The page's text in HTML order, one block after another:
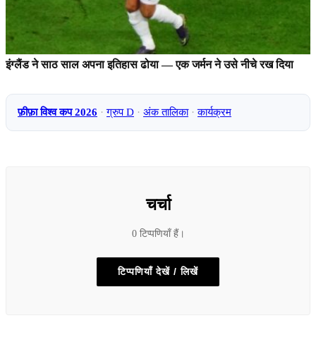
इंग्लैंड ने साठ साल अपना इतिहास ढोया — एक जर्मन ने उसे नीचे रख दिया
फ़ीफ़ा विश्व कप 2026 · ग्रुप D · अंक तालिका · कार्यक्रम
चर्चा
0 टिप्पणियाँ हैं।
टिप्पणियाँ देखें / लिखें